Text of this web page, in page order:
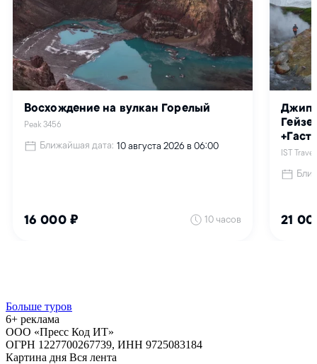
Больше туров
6+ реклама
ООО «Пресс Код ИТ»
ОГРН 1227700267739, ИНН 9725083184
Картина дня Вся лента